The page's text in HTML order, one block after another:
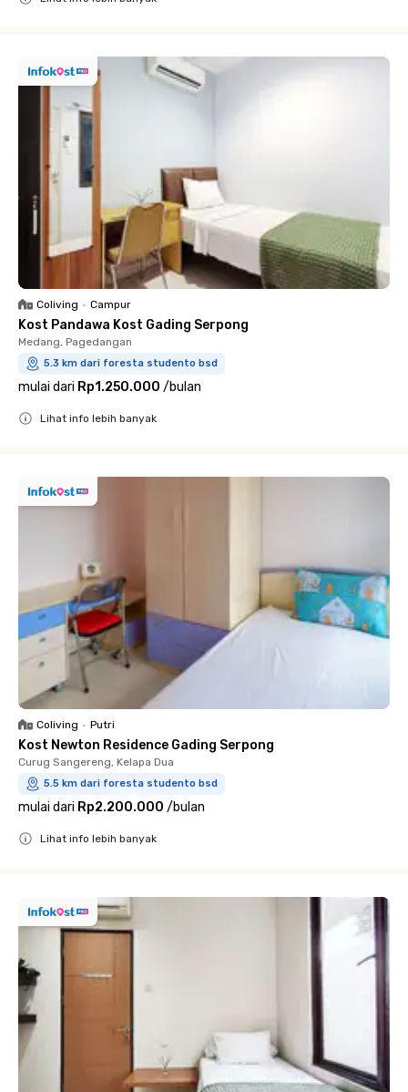
Coliving • Campur
Kost Pandawa Kost Gading Serpong
Medang, Pagedangan
5.3 km dari foresta studento bsd
mulai dari Rp1.250.000 /bulan
Lihat info lebih banyak
Coliving • Putri
Kost Newton Residence Gading Serpong
Curug Sangereng, Kelapa Dua
5.5 km dari foresta studento bsd
mulai dari Rp2.200.000 /bulan
Lihat info lebih banyak